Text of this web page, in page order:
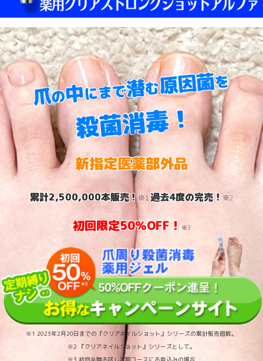
爪の中にまで潜む原因菌を
殺菌消毒！
新指定医薬部外品
累計2,500,000本販売！※1過去4度の完売！ ※2
初回限定50％OFF！ ※3
※1 2023年2月20日までの『クリアネイルショット』シリーズの累計販売個数。
※2 『クリアネイルショット』シリーズとして。